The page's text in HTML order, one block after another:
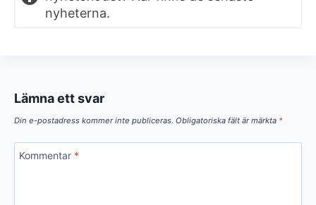
nyheterna.
Lämna ett svar
Din e-postadress kommer inte publiceras. Obligatoriska fält är märkta *
Kommentar *